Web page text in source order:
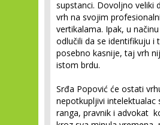
supstanci. Dovoljno veliki
vrh na svojim
vertikalama. Ipak, u
odlučili da se identifikuju i
posebno kasnije, taj vrh
istom brdu.
Srđa Popović će ostati
nepotkupljivi intelektualac
ranga, pravnik i advokat